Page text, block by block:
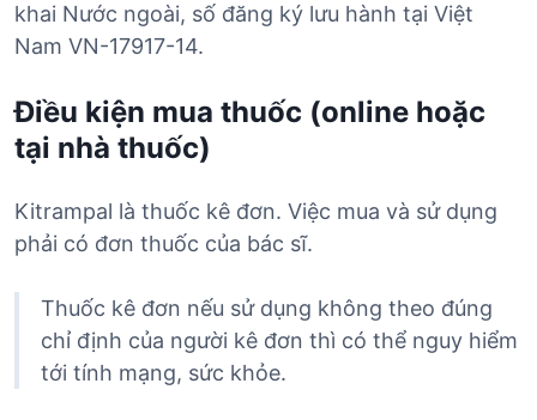
khai Nước ngoài, số đăng ký lưu hành tại Việt
Nam VN-17917-14.
Điều kiện mua thuốc (online hoặc
tại nhà thuốc)
Kitrampal là thuốc kê đơn. Việc mua và sử dụng
phải có đơn thuốc của bác sĩ.
Thuốc kê đơn nếu sử dụng không theo đúng
chỉ định của người kê đơn thì có thể nguy hiểm
tới tính mạng, sức khỏe.